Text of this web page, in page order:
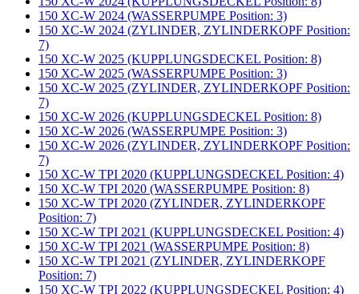
150 XC-W 2024 (WASSERPUMPE Position: 3)
150 XC-W 2024 (ZYLINDER, ZYLINDERKOPF Position:
7)
150 XC-W 2025 (KUPPLUNGSDECKEL Position: 8)
150 XC-W 2025 (WASSERPUMPE Position: 3)
150 XC-W 2025 (ZYLINDER, ZYLINDERKOPF Position:
7)
150 XC-W 2026 (KUPPLUNGSDECKEL Position: 8)
150 XC-W 2026 (WASSERPUMPE Position: 3)
150 XC-W 2026 (ZYLINDER, ZYLINDERKOPF Position:
7)
150 XC-W TPI 2020 (KUPPLUNGSDECKEL Position: 4)
150 XC-W TPI 2020 (WASSERPUMPE Position: 8)
150 XC-W TPI 2020 (ZYLINDER, ZYLINDERKOPF
Position: 7)
150 XC-W TPI 2021 (KUPPLUNGSDECKEL Position: 4)
150 XC-W TPI 2021 (WASSERPUMPE Position: 8)
150 XC-W TPI 2021 (ZYLINDER, ZYLINDERKOPF
Position: 7)
150 XC-W TPI 2022 (KUPPLUNGSDECKEL Position: 4)